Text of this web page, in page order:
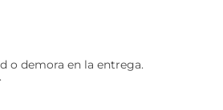
o demora en la entrega.